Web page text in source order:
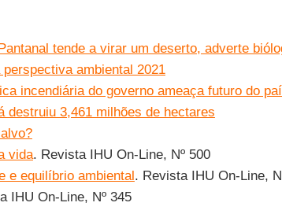
tende a virar um deserto, adverte
ambiental 2021
incendiária do governo ameaça futuro do
destruiu 3,461 milhões de hectares
vida. Revista IHU On-Line, Nº 500
e equilíbrio ambiental. Revista IHU On-Line,
IHU On-Line, Nº 345